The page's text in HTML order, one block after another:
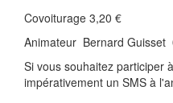
Covoiturage 3,20 €
Animateur Bernard Guisset
Si vous souhaitez participer
impérativement un SMS à